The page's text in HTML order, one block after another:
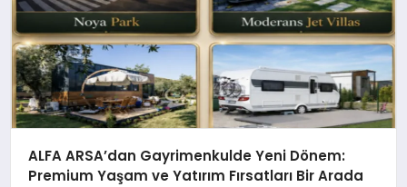
ALFA ARSA’dan Gayrimenkulde Yeni Dönem:
Premium Yaşam ve Yatırım Fırsatları Bir Arada